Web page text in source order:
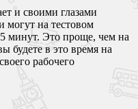
и своими глазами
могут на тестовом
минут. Это проще, чем на
будете в это время на
рабочего